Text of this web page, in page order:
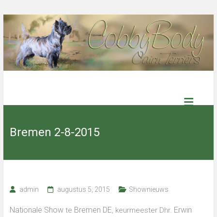
Ga
de
inhoud
Cairn
Terriers
kennel
excellent
Bremen 2-8-2015
admin augustus 5, 2015 Shownieuws
Nationale Showte Bremen DE, keurmeester Dhr. Erwin